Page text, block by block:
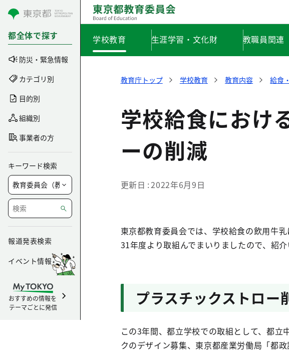
コンテンツにスキップ
都全体で探す
防災・緊急情報
カテゴリ別
目的別
組織別
事業者の方
キーワード検索
報道発表検索
イベント情報
おすすめの情報を
テーマごとに発信
学校教育 生涯学習・文化財 教職員関連
教育庁トップ 学校教育 教育内容 給食
学校給食におけ
ーの削減
更新日 2022年6月9日
東京都教育委員会では、学校給食の飲用牛
31年度より取組んでまいりましたので、紹介
プラスチックストロー
この3年間、都立学校での取組として、都
クのデザイン募集、東京都産業労働局「都